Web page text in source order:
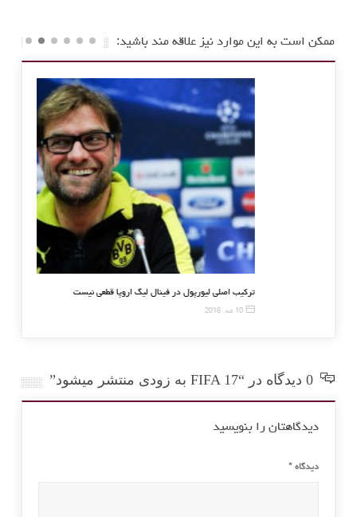
ممکن است به این موارد نیز علاقه مند باشید:
واکنش کاپلو به شایعه مربیگری در رئال مادرید
دیدگاهتان را بنویسید
دیدگاه *